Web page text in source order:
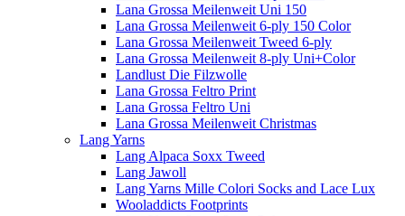
Lana Grossa Meilenweit Uni 150
Lana Grossa Meilenweit 6-ply 150 Color
Lana Grossa Meilenweit Tweed 6-ply
Lana Grossa Meilenweit 8-ply Uni+Color
Landlust Die Filzwolle
Lana Grossa Feltro Print
Lana Grossa Feltro Uni
Lana Grossa Meilenweit Christmas
Lang Yarns
Lang Alpaca Soxx Tweed
Lang Jawoll
Lang Yarns Mille Colori Socks and Lace Lux
Wooladdicts Footprints